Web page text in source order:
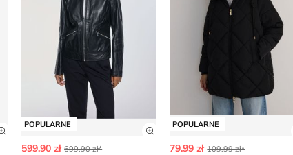
Zobacz szczegóły produktu
POPULARNE
Zobacz szczegóły produktu
599.90 zł 699.90 zł*
POPULARNE
79.99 zł 109.99 zł*